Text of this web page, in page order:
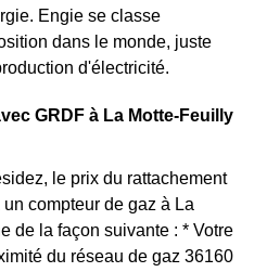
Engie se classe
dans le monde, juste
d'électricité.
GRDF à La Motte-Feuilly
le prix du rattachement
compteur de gaz à La
de la façon suivante : * Votre
du réseau de gaz 36160